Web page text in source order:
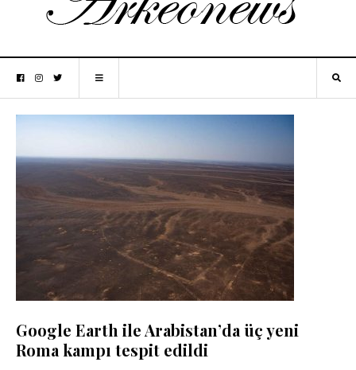
Google Earth ile Arabistan’da üç yeni
Roma kampı tespit edildi